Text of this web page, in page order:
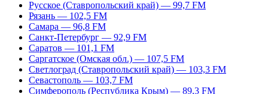
Русское (Ставропольский край) — 99,7 FM
Рязань — 102,5 FM
Самара — 96,8 FM
Санкт-Петербург — 92,9 FM
Саратов — 101,1 FM
Саргатское (Омская обл.) — 107,5 FM
Светлоград (Ставропольский край) — 103,3 FM
Севастополь — 103,7 FM
Симферополь (Республика Крым) — 89,3 FM